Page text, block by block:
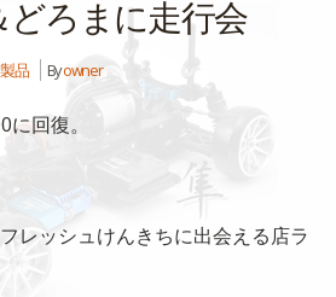
どろまに走行会
品 Byowner
回復。
レッシュけんきちに出会える店ラ